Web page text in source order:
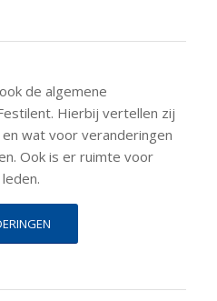
de algemene
Hierbij vertellen zij
wat voor veranderingen
Ook is er ruimte voor